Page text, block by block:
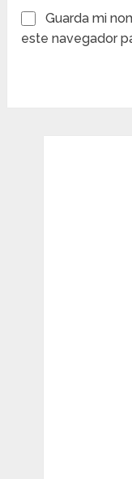
Guarda mi
este navegador